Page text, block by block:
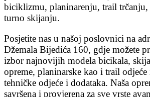
biciklizmu, planinarenju, trail
turno skijanju.
Posjetite nas u našoj poslovnici na
Džemala Bijedića 160, gdje možete
izbor najnovijih modela bicikala,
opreme, planinarske kao i trail odjeće
tehničke odjeće i dodataka. Naša
savršena i provjerena za sve vrste